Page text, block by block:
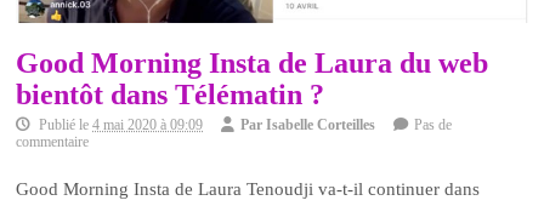
Good Morning Insta de Laura du web
bientôt dans Télématin ?
Publié le4 mai 2020 à 09:09 ParIsabelle Corteilles
Pas de
commentaire
Good Morning Insta de Laura Tenoudji va-t-il continuer dans